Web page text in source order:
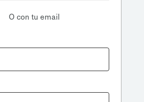
O con tu email